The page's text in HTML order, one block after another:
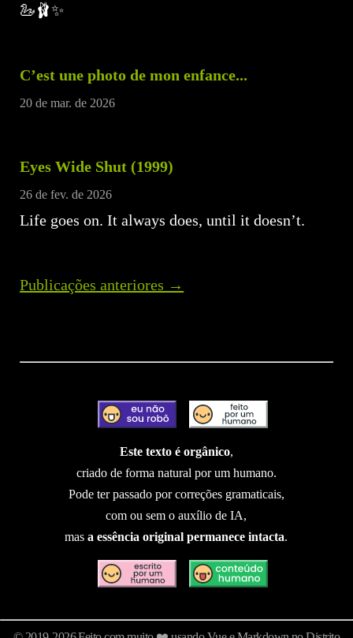
🦢🩰✨
C’est une photo de mon enfance...
20 de mar. de 2026
Eyes Wide Shut (1999)
26 de fev. de 2026
Life goes on. It always does, until it doesn’t.
Publicações anteriores →
Este texto é orgânico,
criado de forma natural por um humano.
Pode ter passado por correções gramaticais,
com ou sem o auxílio de IA,
masa essência original permanece intacta.